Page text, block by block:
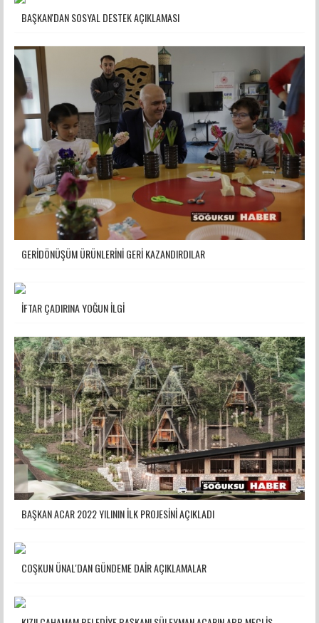
BAŞKAN'DAN SOSYAL DESTEK AÇIKLAMASI
GERİDÖNÜŞÜM ÜRÜNLERİNİ GERİ KAZANDIRDILAR
İFTAR ÇADIRINA YOĞUN İLGİ
BAŞKAN ACAR 2022 YILININ İLK PROJESİNİ AÇIKLADI
COŞKUN ÜNAL'DAN GÜNDEME DAİR AÇIKLAMALAR